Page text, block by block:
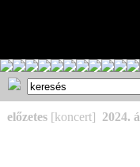
előzetes [koncert] 2024.